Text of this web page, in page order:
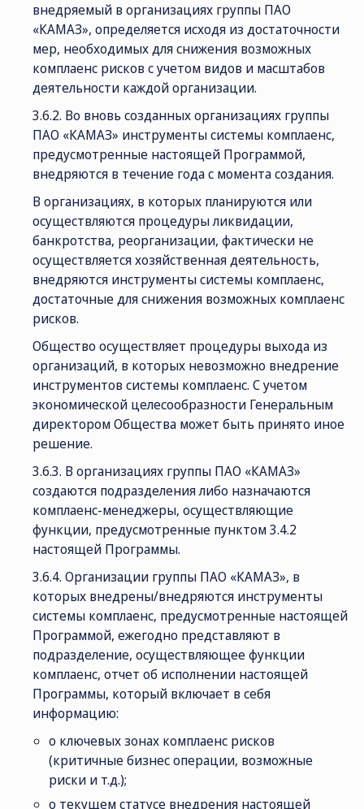
внедряемый в организациях группы ПАО
«КАМАЗ», определяется исходя из достаточности
мер, необходимых для снижения возможных
комплаенс рисков с учетом видов и масштабов
деятельности каждой организации.
3.6.2. Во вновь созданных организациях группы
ПАО «КАМАЗ» инструменты системы комплаенс,
предусмотренные настоящей Программой,
внедряются в течение года с момента создания.
В организациях, в которых планируются или
осуществляются процедуры ликвидации,
банкротства, реорганизации, фактически не
осуществляется хозяйственная деятельность,
внедряются инструменты системы комплаенс,
достаточные для снижения возможных комплаенс
рисков.
Общество осуществляет процедуры выхода из
организаций, в которых невозможно внедрение
инструментов системы комплаенс. С учетом
экономической целесообразности Генеральным
директором Общества может быть принято иное
решение.
3.6.3. В организациях группы ПАО «КАМАЗ»
создаются подразделения либо назначаются
комплаенс-менеджеры, осуществляющие
функции, предусмотренные пунктом 3.4.2
настоящей Программы.
3.6.4. Организации группы ПАО «КАМАЗ», в
которых внедрены/внедряются инструменты
системы комплаенс, предусмотренные настоящей
Программой, ежегодно представляют в
подразделение, осуществляющее функции
комплаенс, отчет об исполнении настоящей
Программы, который включает в себя
информацию:
о ключевых зонах комплаенс рисков
(критичные бизнес операции, возможные
риски и т.д.);
о текущем статусе внедрения настоящей